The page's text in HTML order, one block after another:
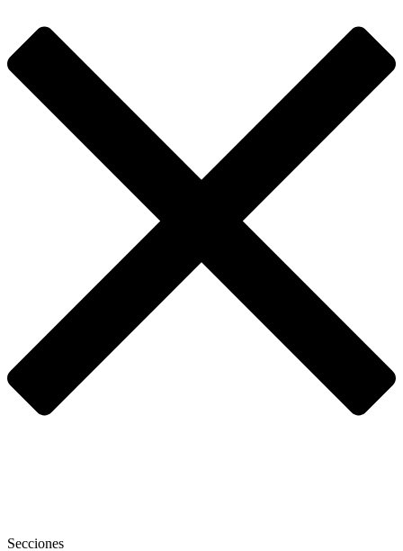
Secciones